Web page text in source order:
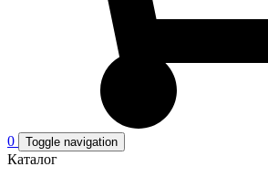
0 Toggle navigation
Каталог